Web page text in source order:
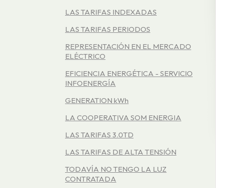
LAS TARIFAS INDEXADAS
LAS TARIFAS PERIODOS
REPRESENTACIÓN EN EL MERCADO
ELÉCTRICO
EFICIENCIA ENERGÉTICA - SERVICIO
INFOENERGÍA
GENERATION kWh
LA COOPERATIVA SOM ENERGIA
LAS TARIFAS 3.0TD
LAS TARIFAS DE ALTA TENSIÓN
TODAVÍA NO TENGO LA LUZ
CONTRATADA